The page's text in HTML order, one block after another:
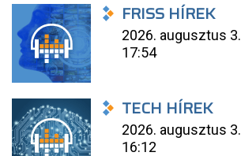
FRISS HÍREK
2026. augusztus 3.
17:54
TECH HÍREK
2026. augusztus 3.
16:12